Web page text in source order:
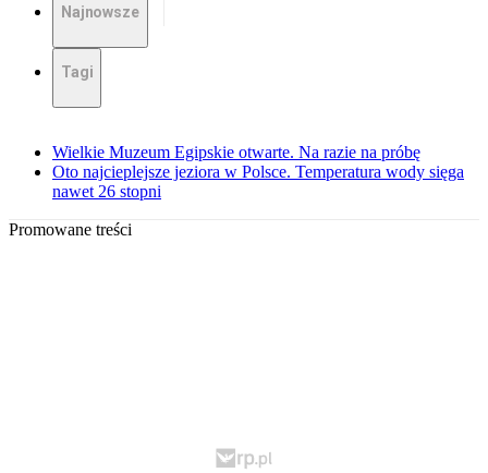
Najnowsze
Tagi
Wielkie Muzeum Egipskie otwarte. Na razie na próbę
Oto najcieplejsze jeziora w Polsce. Temperatura wody sięga
nawet 26 stopni
Promowane treści